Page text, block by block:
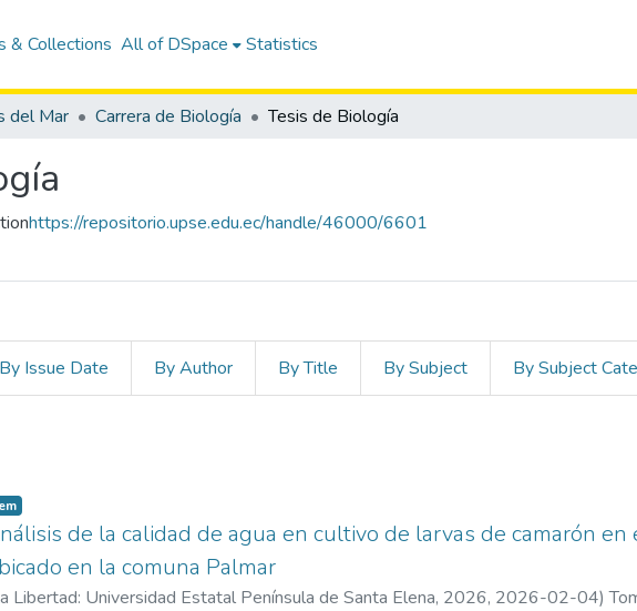
& Collections All of DSpace Statistics
del Mar Carrera de Biología Tesis de Biología
https://repositorio.upse.edu.ec/handle/46000/6601
By Issue Date By Author By Title By Subject By Subject
de la calidad de agua en cultivo de larvas de camarón en
en la comuna Palmar
Libertad: Universidad Estatal Península de Santa Elena, 2026, 2026-02-04)